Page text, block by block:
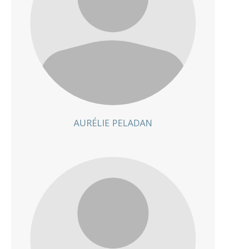
AURÉLIE PELADAN